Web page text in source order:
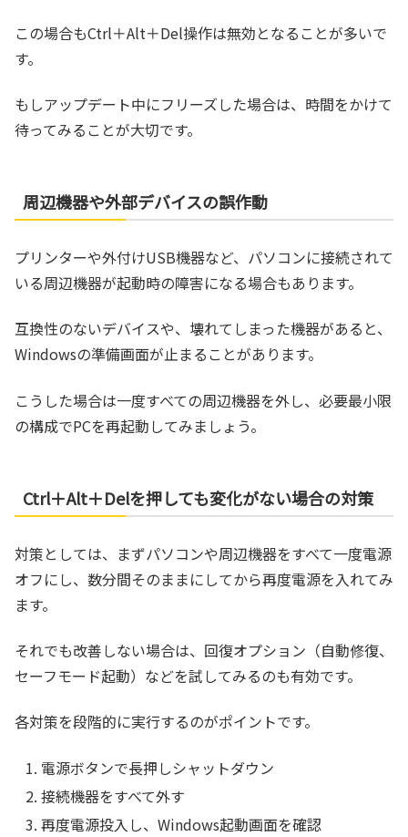
この場合もCtrl＋Alt＋Del操作は無効となることが多いで
す。
もしアップデート中にフリーズした場合は、時間をかけて
待ってみることが大切です。
周辺機器や外部デバイスの誤作動
プリンターや外付けUSB機器など、パソコンに接続されて
いる周辺機器が起動時の障害になる場合もあります。
互換性のないデバイスや、壊れてしまった機器があると、
Windowsの準備画面が止まることがあります。
こうした場合は一度すべての周辺機器を外し、必要最小限
の構成でPCを再起動してみましょう。
Ctrl＋Alt＋Delを押しても変化がない場合の対策
対策としては、まずパソコンや周辺機器をすべて一度電源
オフにし、数分間そのままにしてから再度電源を入れてみ
ます。
それでも改善しない場合は、回復オプション（自動修復、
セーフモード起動）などを試してみるのも有効です。
各対策を段階的に実行するのがポイントです。
電源ボタンで長押しシャットダウン
接続機器をすべて外す
再度電源投入し、Windows起動画面を確認